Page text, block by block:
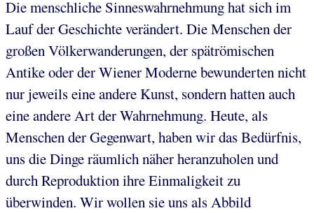
Die menschliche Sinneswahrnehmung hat sich im
Lauf der Geschichte verändert. Die Menschen der
großen Völkerwanderungen, der spätrömischen
Antike oder der Wiener Moderne bewunderten nicht
nur jeweils eine andere Kunst, sondern hatten auch
eine andere Art der Wahrnehmung. Heute, als
Menschen der Gegenwart, haben wir das Bedürfnis,
uns die Dinge räumlich näher heranzuholen und
durch Reproduktion ihre Einmaligkeit zu
überwinden. Wir wollen sie uns als Abbild